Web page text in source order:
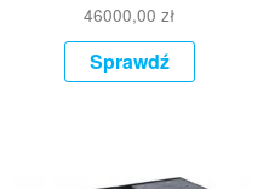
46000,00zł
Sprawdź